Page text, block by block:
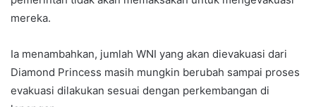
mereka.
Ia menambahkan, jumlah WNI yang akan dievakuasi dari
Diamond Princess masih mungkin berubah sampai proses
evakuasi dilakukan sesuai dengan perkembangan di